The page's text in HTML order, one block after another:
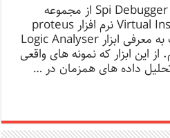
در بخش قبلی در مورد ابزار Spi Debugger از مجموعه
ابزارهای Virtual Instruments Mode نرم افزار proteus
صحبت کردیم. در این پست به معرفی ابزار Logic Analyser
از این ابزار که نمونه های واقعی
داده های همزمان در …